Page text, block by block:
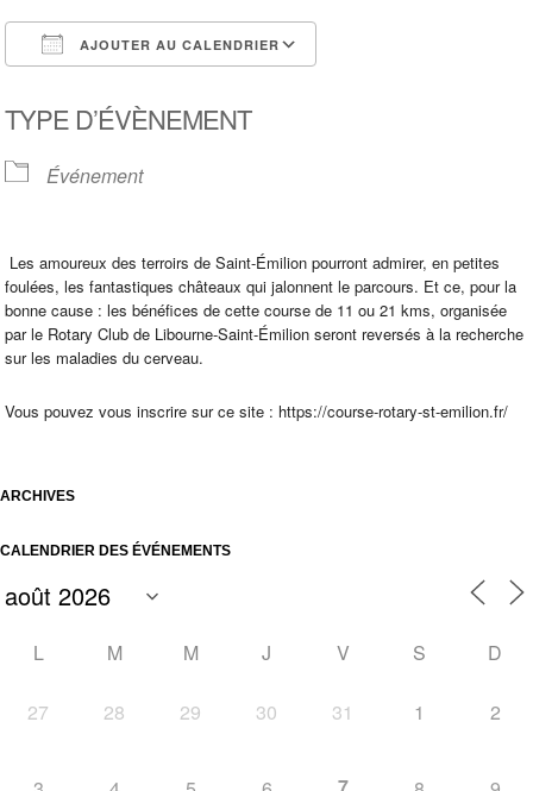
AJOUTER AU CALENDRIER
TYPE D’ÉVÈNEMENT
Événement
Les amoureux des terroirs de Saint-Émilion pourront admirer, en petites
foulées, les fantastiques châteaux qui jalonnent le parcours. Et ce, pour la
bonne cause : les bénéfices de cette course de 11 ou 21 kms, organisée
par le Rotary Club de Libourne-Saint-Émilion seront reversés à la recherche
sur les maladies du cerveau.
Vous pouvez vous inscrire sur ce site : https://course-rotary-st-emilion.fr/
ARCHIVES
CALENDRIER DES ÉVÉNEMENTS
L M M J V S D
27 28 29 30 31 1 2